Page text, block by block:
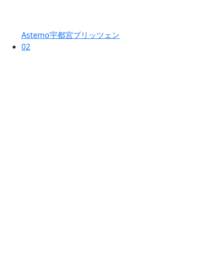
Astemo宇都宮ブリッツェン
02